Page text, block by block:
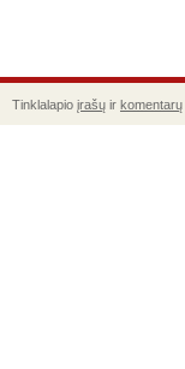
Tinklalapio įrašų ir komentarų